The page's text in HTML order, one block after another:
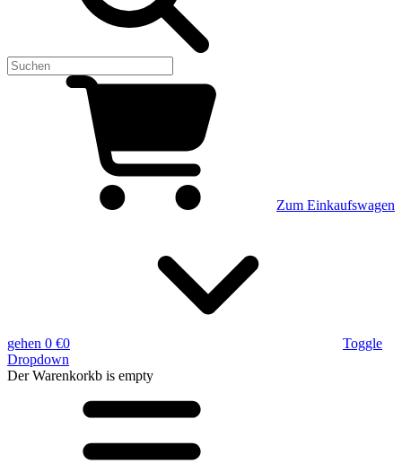
Zum Einkaufswagen
gehen 0 €0
Toggle
Dropdown
Der Warenkorkb is empty